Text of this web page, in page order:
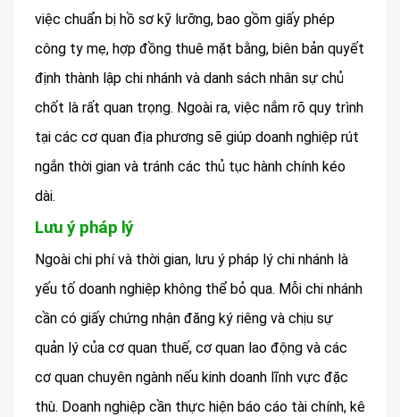
việc chuẩn bị hồ sơ kỹ lưỡng, bao gồm giấy phép
công ty mẹ, hợp đồng thuê mặt bằng, biên bản quyết
định thành lập chi nhánh và danh sách nhân sự chủ
chốt là rất quan trọng. Ngoài ra, việc nắm rõ quy trình
tại các cơ quan địa phương sẽ giúp doanh nghiệp rút
ngắn thời gian và tránh các thủ tục hành chính kéo
dài.
Lưu ý pháp lý
Ngoài chi phí và thời gian, lưu ý pháp lý chi nhánh là
yếu tố doanh nghiệp không thể bỏ qua. Mỗi chi nhánh
cần có giấy chứng nhận đăng ký riêng và chịu sự
quản lý của cơ quan thuế, cơ quan lao động và các
cơ quan chuyên ngành nếu kinh doanh lĩnh vực đặc
thù. Doanh nghiệp cần thực hiện báo cáo tài chính, kê